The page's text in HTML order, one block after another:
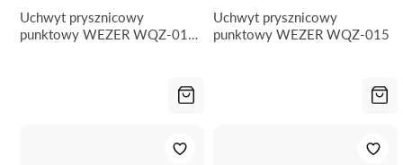
Uchwyt prysznicowy
punktowy WEZER WQZ-017-
Uchwyt prysznicowy
punktowy WEZER WQZ-015